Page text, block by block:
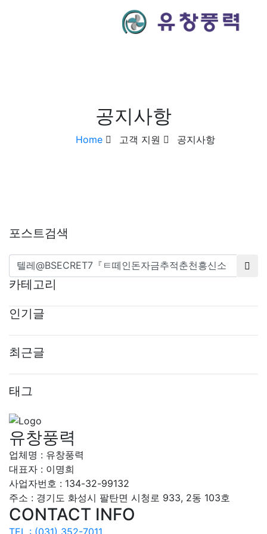
공지사항
Home 고객 지원 공지사항
포스트검색
카테고리
인기글
최근글
태그
유창풍력
업체명 : 유창풍력
대표자 : 이명희
사업자번호 : 134-32-99132
주소 : 경기도 화성시 팔탄면 시청로 933, 2동 103호
CONTACT INFO
TEL : (031) 352-7011